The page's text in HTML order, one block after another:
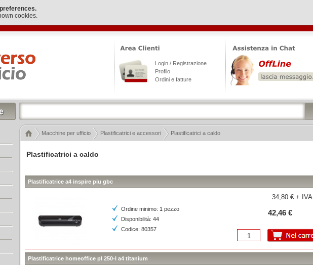
cookies.
Plastificatrici a caldo
Plastificatrice a4 inspire piu gbc
Ordine minimo: 1 pezzo
Disponibilità: 44
Codice: 80357
34,80 € + IVA
42,46 €
Plastificatrice homeoffice pl 250-l a4 titanium
Login / Registrazione
Profilo
Ordini e fatture
Macchine per ufficio Plastificatrici e accessori Plastificatrici a caldo